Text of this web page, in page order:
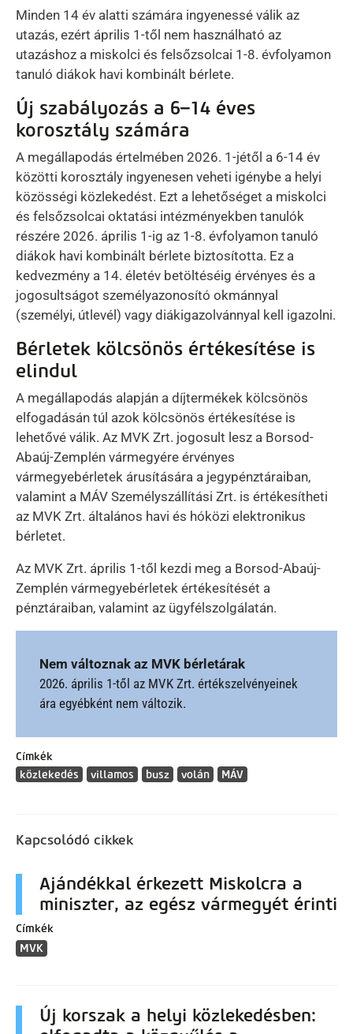
Minden 14 év alatti számára ingyenessé válik az
utazás, ezért április 1-től nem használható az
utazáshoz a miskolci és felsőzsolcai 1-8. évfolyamon
tanuló diákok havi kombinált bérlete.
Új szabályozás a 6–14 éves
korosztály számára
A megállapodás értelmében 2026. 1-jétől a 6-14 év
közötti korosztály ingyenesen veheti igénybe a helyi
közösségi közlekedést. Ezt a lehetőséget a miskolci
és felsőzsolcai oktatási intézményekben tanulók
részére 2026. április 1-ig az 1-8. évfolyamon tanuló
diákok havi kombinált bérlete biztosította. Ez a
kedvezmény a 14. életév betöltéséig érvényes és a
jogosultságot személyazonosító okmánnyal
(személyi, útlevél) vagy diákigazolvánnyal kell igazolni.
Bérletek kölcsönös értékesítése is
elindul
A megállapodás alapján a díjtermékek kölcsönös
elfogadásán túl azok kölcsönös értékesítése is
lehetővé válik. Az MVK Zrt. jogosult lesz a Borsod-
Abaúj-Zemplén vármegyére érvényes
vármegyebérletek árusítására a jegypénztáraiban,
valamint a MÁV Személyszállítási Zrt. is értékesítheti
az MVK Zrt. általános havi és hóközi elektronikus
bérletet.
Az MVK Zrt. április 1-től kezdi meg a Borsod-Abaúj-
Zemplén vármegyebérletek értékesítését a
pénztáraiban, valamint az ügyfélszolgálatán.
Nem változnak az MVK bérletárak
2026. április 1-től az MVK Zrt. értékszelvényeinek
ára egyébként nem változik.
Címkék
közlekedés
villamos busz volán MÁV
Kapcsolódó cikkek
Ajándékkal érkezett Miskolcra a
miniszter, az egész vármegyét érinti
Címkék
MVK
Új korszak a helyi közlekedésben: